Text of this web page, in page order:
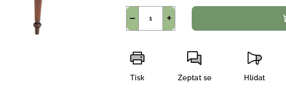
+
−
Tisk Zeptat se Hlídat